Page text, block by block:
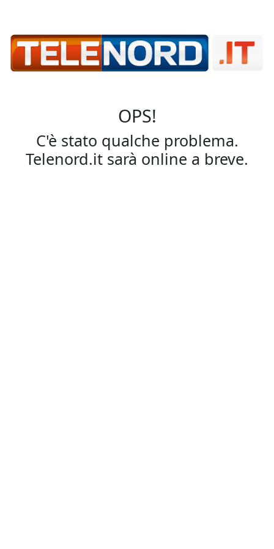
OPS!
C'è stato qualche problema.
Telenord.it sarà online a breve.